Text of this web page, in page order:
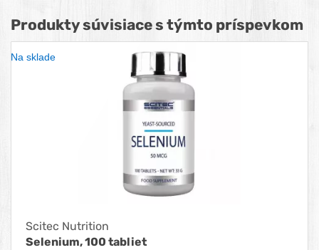
Produkty súvisiace s týmto príspevkom
Na sklade
Scitec Nutrition
Selenium, 100 tabliet